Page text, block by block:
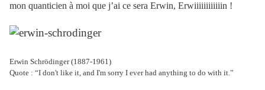
mon quanticien à moi que j’ai ce sera Erwin, Erwiiiiiiiiiiiin !
Erwin Schrödinger (1887-1961)
Quote : “I don't like it, and I'm sorry I ever had anything to do with it.”